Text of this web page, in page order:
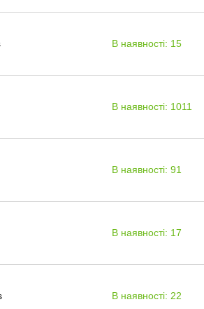
В наявності: 15
В наявності: 1011
В наявності: 91
В наявності: 17
В наявності: 22